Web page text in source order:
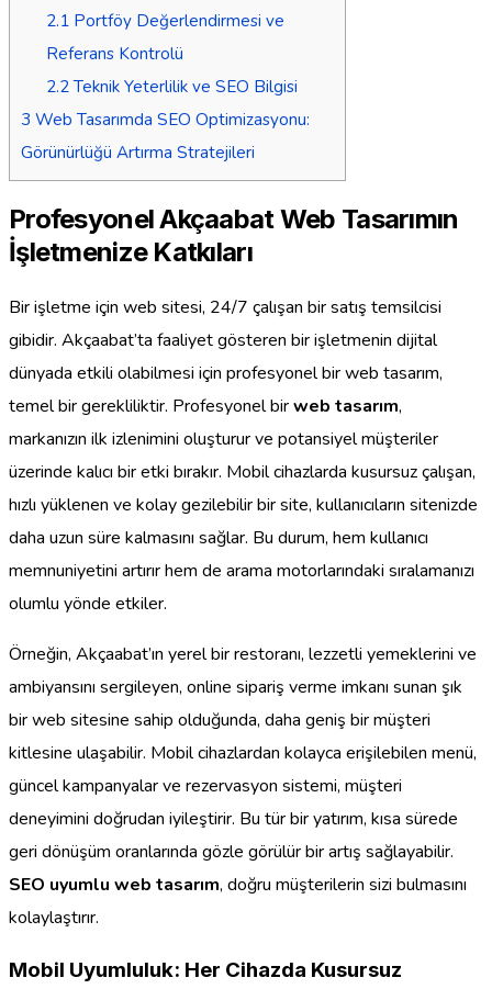
2.1Portföy Değerlendirmesi ve
Referans Kontrolü
2.2Teknik Yeterlilik ve SEO Bilgisi
3 Web Tasarımda SEO Optimizasyonu:
Görünürlüğü Artırma Stratejileri
Profesyonel Akçaabat Web Tasarımın
İşletmenize Katkıları
Bir işletme için web sitesi, 24/7 çalışan bir satış temsilcisi
gibidir. Akçaabat’ta faaliyet gösteren bir işletmenin dijital
dünyada etkili olabilmesi için profesyonel bir web tasarım,
temel bir gerekliliktir. Profesyonel birweb tasarım,
markanızın ilk izlenimini oluşturur ve potansiyel müşteriler
üzerinde kalıcı bir etki bırakır. Mobil cihazlarda kusursuz çalışan,
hızlı yüklenen ve kolay gezilebilir bir site, kullanıcıların sitenizde
daha uzun süre kalmasını sağlar. Bu durum, hem kullanıcı
memnuniyetini artırır hem de arama motorlarındaki sıralamanızı
olumlu yönde etkiler.
Örneğin, Akçaabat’ın yerel bir restoranı, lezzetli yemeklerini ve
ambiyansını sergileyen, online sipariş verme imkanı sunan şık
bir web sitesine sahip olduğunda, daha geniş bir müşteri
kitlesine ulaşabilir. Mobil cihazlardan kolayca erişilebilen menü,
güncel kampanyalar ve rezervasyon sistemi, müşteri
deneyimini doğrudan iyileştirir. Bu tür bir yatırım, kısa sürede
geri dönüşüm oranlarında gözle görülür bir artış sağlayabilir.
SEO uyumlu web tasarım, doğru müşterilerin sizi bulmasını
kolaylaştırır.
Mobil Uyumluluk: Her Cihazda Kusursuz